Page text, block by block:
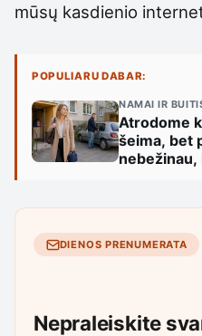
mūsų kasdienio
POPULIARU DABAR:
NAMAI IR
Atrodome
šeima, bet
nebežinau,
DIENOS PRENUMERATA
Nepraleiskite